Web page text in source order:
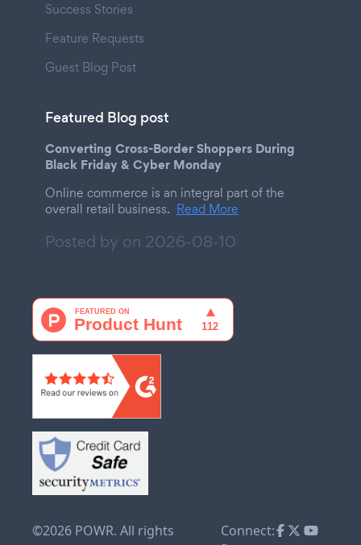
Success Stories
Feature Requests
Guest Blog Post
Featured Blog post
Converting Cross-Border Shoppers During
Black Friday & Cyber Monday
Online commerce is an integral part of the
overall retail business. Read More
Posted by on 2026-08-10
©2026 POWR. All rights
Connect: